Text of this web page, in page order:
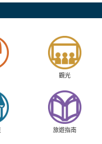
觀光
旅遊指南